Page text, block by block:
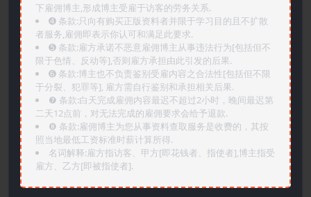
下雇佣博主,形成博主受雇于访客的劳务关系.
➍️ 条款:只向有购买正版资料者并限于学习目的且不扩散
者服务,雇佣即表示你认可和满足此要求.
➎ 条款:雇方承诺不恶意雇佣博主从事违法行为[包括但不
限于色情、反动等],否则雇方承担由此引发的后果.
➏️ 条款:博主也不负责鉴别受雇内容之合法性[包括但不限
于分裂、犯罪等], 雇方需自行鉴别和承担相关后果.
❼ 条款:白天完成雇佣内容最迟不超过2小时，晚间最迟第
二天12点前，对无法完成的雇佣要求会给予退款.
❽ 条款:雇佣博主为您从事资料查取服务是收费的，其按
照当地最低工资标准时薪计算所得.
名词解释:雇方指访客、甲方[即花钱者、指使者],博主指受
雇方、乙方[即被指使者].